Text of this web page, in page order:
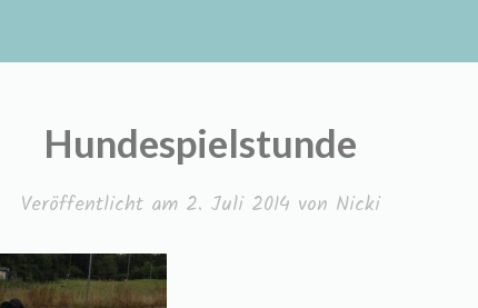
Hundespielstunde
Veröffentlicht am 2. Juli 2014 von Nicki